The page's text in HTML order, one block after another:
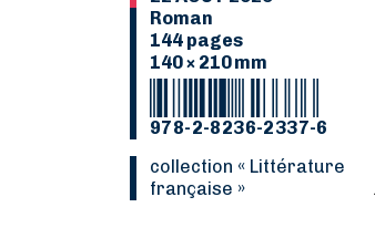
Roman
144 pages
140 × 210 mm
978-2-8236-2337-6
collection « Littérature
française »